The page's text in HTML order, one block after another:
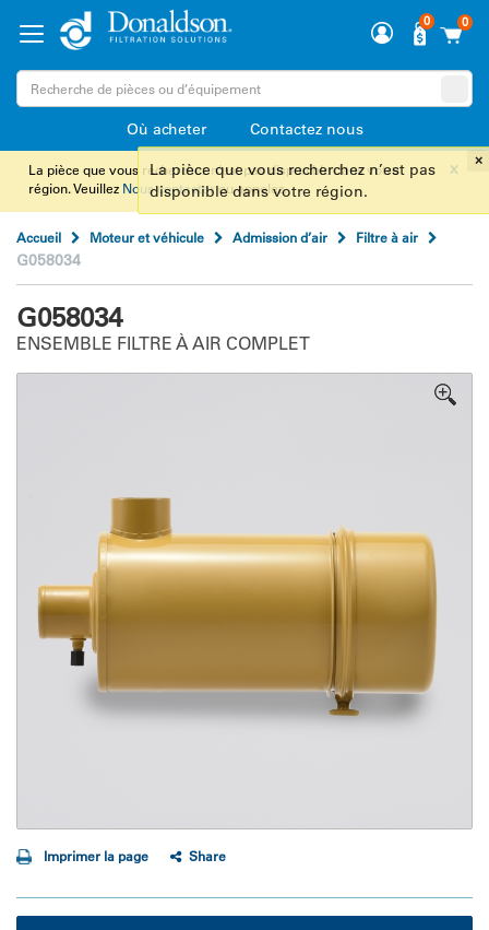
0
0
Où acheter
Contactez nous
x
La pièce que vous recherchez n’est pas disponible dans votre
région. Veuillez Nous contacterou appelez.
Accueil Moteur et véhicule Admission d’air Filtre à air
G058034
G058034
ENSEMBLE FILTRE À AIR COMPLET
Imprimer la page Share